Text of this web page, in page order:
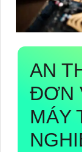
AN
ĐƠN
MÁY